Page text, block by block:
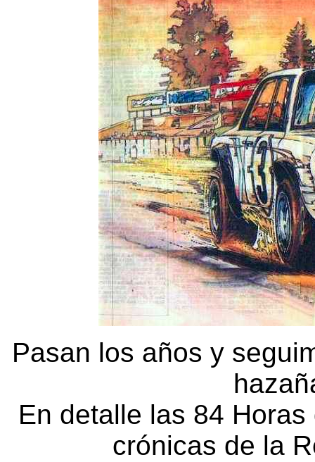
Pasan los años y
En detalle las 84
crónicas de la